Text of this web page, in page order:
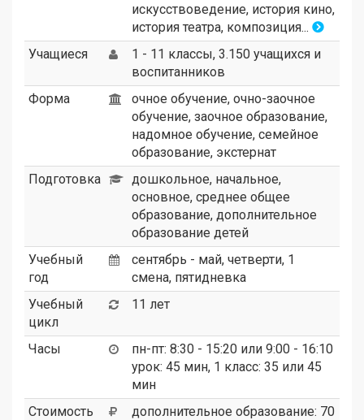
искусствоведение, история кино,
история театра, композиция...
Учащиеся
1 - 11 классы, 3.150 учащихся и
воспитанников
Форма
очное обучение, очно-заочное
обучение, заочное образование,
надомное обучение, семейное
образование, экстернат
Подготовка
дошкольное, начальное,
основное, среднее общее
образование, дополнительное
образование детей
Учебный
год
сентябрь - май, четверти, 1
смена, пятидневка
Учебный
цикл
11 лет
Часы
пн-пт: 8:30 - 15:20 или 9:00 - 16:10
урок: 45 мин, 1 класс: 35 или 45
мин
Стоимость
дополнительное образование: 70